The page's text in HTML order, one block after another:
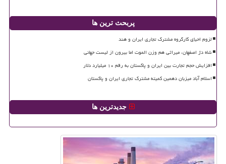
پربحث ترین ها
لزوم احیای کارگروه مشترک تجاری ایران و هند
شاه دژ اصفهان، میراثی هم وزن الموت اما بیرون از لیست جهانی
افزایش حجم تجارت بین ایران و پاکستان به رقم ۱۰ میلیارد دلار
اسلام آباد میزبان دهمین کمیته مشترک تجاری ایران و پاکستان
جدیدترین ها